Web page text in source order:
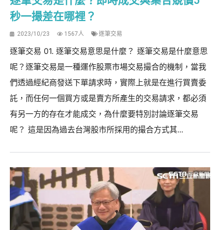
秒一撮差在哪裡？
2023/10/23 1567人 逐筆交易
逐筆交易 01. 逐筆交易意思是什麼？ 逐筆交易是什麼意思
呢？逐筆交易是一種運作股票市場交易撮合的機制，當我
們透過經紀商發送下單請求時，實際上就是在進行買賣委
託，而任何一個買方或是賣方所產生的交易請求，都必須
有另一方的存在才能成交，為什麼要特別討論逐筆交易
呢？ 這是因為過去台灣股市所採用的撮合方式其...